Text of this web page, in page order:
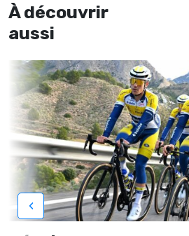
À découvrir
aussi
‹